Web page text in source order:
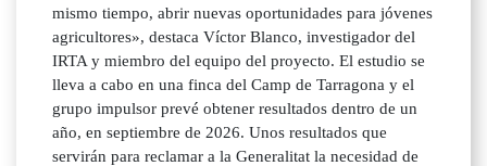
mismo tiempo, abrir nuevas oportunidades para jóvenes
agricultores», destaca Víctor Blanco, investigador del
IRTA y miembro del equipo del proyecto. El estudio se
lleva a cabo en una finca del Camp de Tarragona y el
grupo impulsor prevé obtener resultados dentro de un
año, en septiembre de 2026. Unos resultados que
servirán para reclamar a la Generalitat la necesidad de